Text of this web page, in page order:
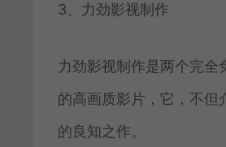
3、力劲影视制作
力劲影视制作是两个完
的高画质影片，它，不但
的良知之作。